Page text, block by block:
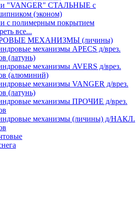
"VANGER" СТАЛЬНЫЕ с
(эконом)
с полимерным покрытием
все...
МЕХАНИЗМЫ (личины)
механизмы APECS д/врез.
(латунь)
механизмы AVERS д/врез.
(алюминий)
механизмы VANGER д/врез.
(латунь)
механизмы ПРОЧИЕ д/врез.
механизмы (личины) д/НАКЛ.